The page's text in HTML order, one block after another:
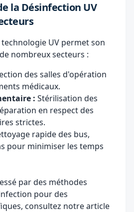
la Désinfection UV
UV permet son
nombreux secteurs :
des salles d'opération
médicaux.
: Stérilisation des
en respect des
strictes.
rapide des bus,
pour minimiser les temps
par des méthodes
pour des
consultez notre article